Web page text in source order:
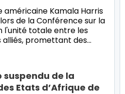
américaine Kamala Harris
de la Conférence sur la
l'unité totale entre les
alliés, promettant des…
suspendu de la
Etats d’Afrique de